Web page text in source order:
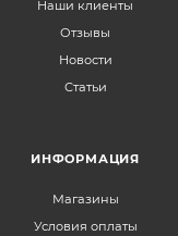
Наши клиенты
Отзывы
Новости
Статьи
ИНФОРМАЦИЯ
Магазины
Условия оплаты